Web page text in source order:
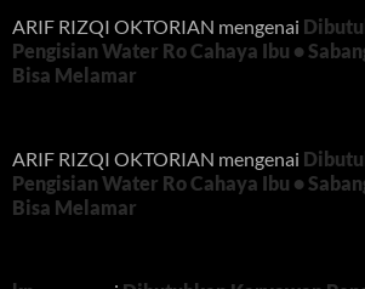
ARIF RIZQI OKTORIAN mengenai
Pengisian Water Ro Cahaya Ibu •
Bisa Melamar
ARIF RIZQI OKTORIAN mengenai
Pengisian Water Ro Cahaya Ibu •
Bisa Melamar